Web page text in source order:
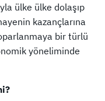
ülke ülke dolaşıp
kazançlarına
bir türlü
yöneliminde